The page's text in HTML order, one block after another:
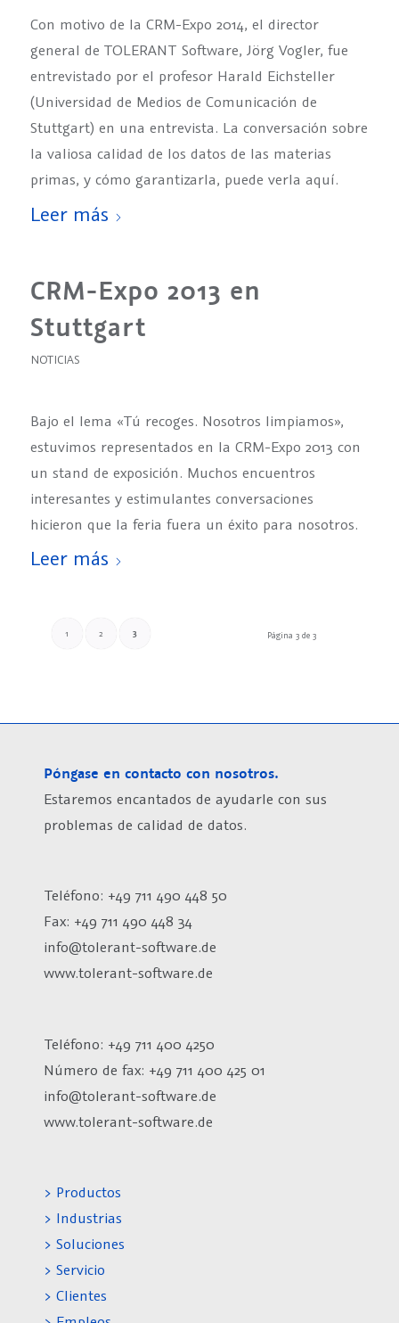
Con motivo de la CRM-Expo 2014, el director
general de TOLERANT Software, Jörg Vogler, fue
entrevistado por el profesor Harald Eichsteller
(Universidad de Medios de Comunicación de
Stuttgart) en una entrevista. La conversación sobre
la valiosa calidad de los datos de las materias
primas, y cómo garantizarla, puede verla aquí.
Leer más
CRM-Expo 2013 en
Stuttgart
NOTICIAS
Bajo el lema «Tú recoges. Nosotros limpiamos»,
estuvimos representados en la CRM-Expo 2013 con
un stand de exposición. Muchos encuentros
interesantes y estimulantes conversaciones
hicieron que la feria fuera un éxito para nosotros.
Leer más
Página 3 de 3
1 2 3
Póngase en contacto con nosotros.
Estaremos encantados de ayudarle con sus
problemas de calidad de datos.
Teléfono: +49 711 490 448 50
Fax: +49 711 490 448 34
info@tolerant-software.de
www.tolerant-software.de
Teléfono: +49 711 400 4250
Número de fax: +49 711 400 425 01
info@tolerant-software.de
www.tolerant-software.de
> Productos
> Industrias
> Soluciones
> Servicio
> Clientes